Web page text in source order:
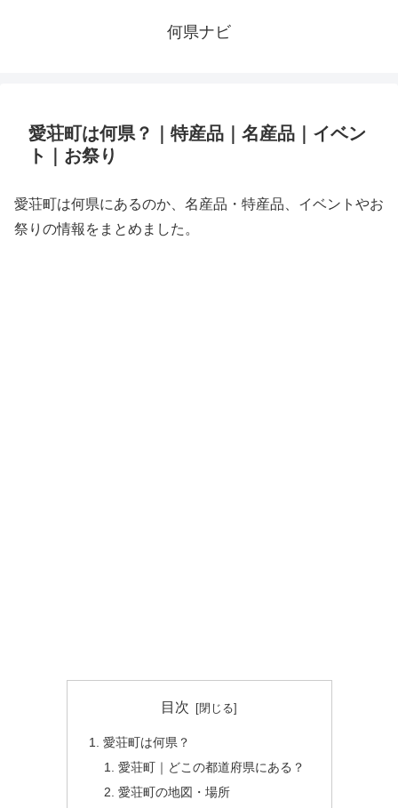
何県ナビ
愛荘町は何県？｜特産品｜名産品｜イベン
ト｜お祭り
愛荘町は何県にあるのか、名産品・特産品、イベントやお
祭りの情報をまとめました。
目次
愛荘町は何県？
愛荘町｜どこの都道府県にある？
愛荘町の地図・場所